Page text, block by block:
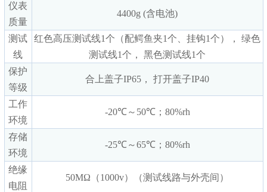
仪表
质量
4400g (含电池)
测试
线
红色高压测试线1个（配鳄鱼夹1个、挂钩1个）， 绿色
测试线1个， 黑色测试线1个
保护
等级
合上盖子IP65， 打开盖子IP40
工作
环境
-20℃～50℃；80%rh
存储
环境
-25℃～65℃；80%rh
绝缘
电阻
50MΩ（1000v）（测试线路与外壳间）